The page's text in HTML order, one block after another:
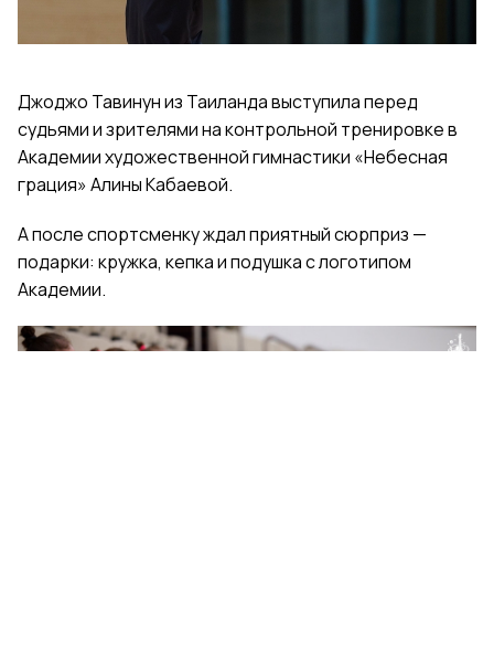
Джоджо Тавинун из Таиланда выступила перед
судьями и зрителями на контрольной тренировке в
Академии художественной гимнастики «Небесная
грация» Алины Кабаевой.
А после спортсменку ждал приятный сюрприз —
подарки: кружка, кепка и подушка с логотипом
Академии.